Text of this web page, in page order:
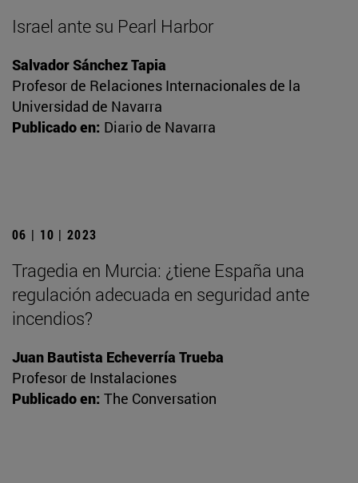
Israel ante su Pearl Harbor
Salvador Sánchez Tapia
Profesor de Relaciones Internacionales de la
Universidad de Navarra
Publicado en: Diario de Navarra
06 | 10 | 2023
Tragedia en Murcia: ¿tiene España una
regulación adecuada en seguridad ante
incendios?
Juan Bautista Echeverría Trueba
Profesor de Instalaciones
Publicado en: The Conversation